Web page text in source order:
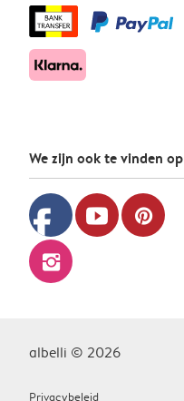
We zijn ook te vinden op
facebook youtube pinterest
instagram
albelli © 2026
Privacybeleid